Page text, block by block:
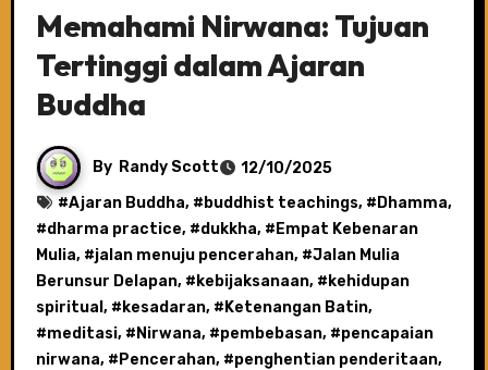
Memahami Nirwana: Tujuan
Tertinggi dalam Ajaran
Buddha
By Randy Scott
12/10/2025
#Ajaran Buddha, # buddhist teachings, # Dhamma,
#dharma practice, #dukkha, # Empat Kebenaran
Mulia, #jalan menuju pencerahan, #Jalan Mulia
Berunsur Delapan, # kebijaksanaan, # kehidupan
spiritual , # kesadaran, # Ketenangan Batin,
#meditasi, # Nirwana, #pembebasan, #pencapaian
nirwana, # Pencerahan, #penghentian penderitaan,